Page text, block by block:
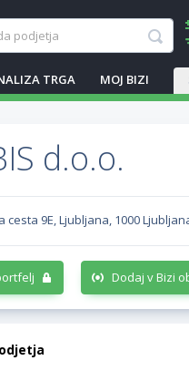
TRGA MOJ BIZI
d.o.o.
cesta 9E, Ljubljana, 1000
Dodaj v Bizi